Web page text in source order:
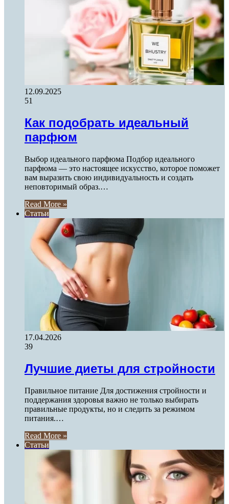
12.09.2025
51
Как подобрать идеальный
парфюм
Выбор идеального парфюма Подбор идеального
парфюма — это настоящее искусство, которое поможет
вам выразить свою индивидуальность и создать
неповторимый образ.…
Read More »
Статьи
17.04.2026
39
Лучшие диеты для стройности
Правильное питание Для достижения стройности и
поддержания здоровья важно не только выбирать
правильные продукты, но и следить за режимом
питания.…
Read More »
Статьи